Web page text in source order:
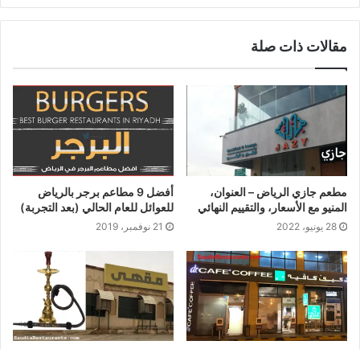
مقالات ذات صلة
مطعم جازي الرياض – العنوان،
المنيو مع الأسعار، والتقييم النهائي
28 يونيو، 2022
أفضل 9 مطاعم برجر بالرياض
للعوائل للعام الحالي (بعد التجربة)
21 نوفمبر، 2019